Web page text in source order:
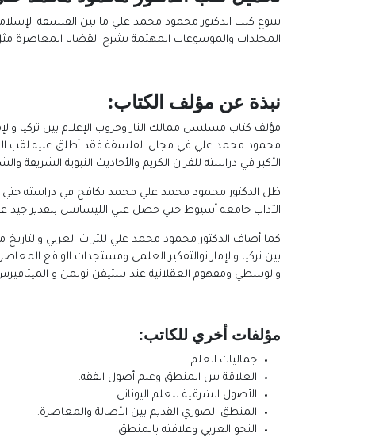
تتنوع كتب الدكتور محمود محمد علي ما بين الفلسفة
المجلدات والموسوعات المهتمة بشرح القضايا المعاصرة مثل
نبذة عن مؤلف الكتاب:
مؤلف كتاب مسلسل ممالك النار وحروب الإعلام بين تركيا
الأكبر في دراسته للقران الكريم والأحاديث النبوية الشريفة
الآداب جامعة أسيوط حتي حصل علي الليسانس بتقدير جيد عام 1988 بعد أن تفوق علي أقرانه وعٌيّن مدرسا مساعداً بكلية الآداب بجامعة
كما أضاف الدكتور محمود محمد علي للتراث العربي
بين تركيا والإماراتوالتفكير العلمي ومستجدات الواقع
والوسطي ومفهوم العقلانية عند ستيفن تولمن و
مؤلفات أخري للكاتب:
جماليات العلم.
العلاقة بين المنطق وعلم أصول الفقه.
الأصول الشرقية للعلم اليوناني.
المنطق الصوري القديم بين الأصالة والمعاصرة.
النحو العربي وعلاقته بالمنطق.